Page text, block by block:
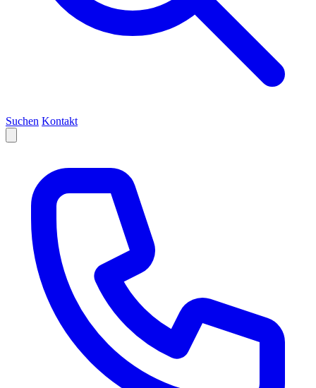
Suchen Kontakt